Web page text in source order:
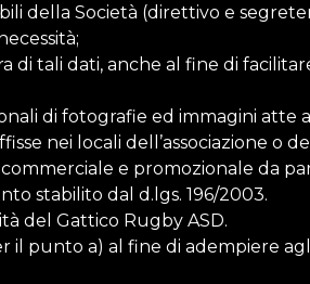
della Società (direttivo e
di tali dati, anche al fine di
di fotografie ed immagini atte
nei locali dell’associazione o
e promozionale da
stabilito dal d.lgs. 196/2003.
del Gattico Rugby ASD.
punto a) al fine di adempiere